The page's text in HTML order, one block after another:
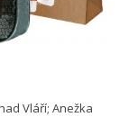
Vláří; Anežka